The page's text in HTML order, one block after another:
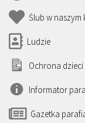
Ślub w naszym
Ludzie
Ochrona dzieci
Informator
Gazetka